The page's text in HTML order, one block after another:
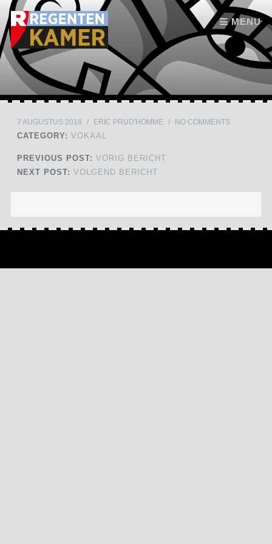
MENU
Skip to content
7 AUGUSTUS 2018 / ERIC PRUD'HOMME / NO COMMENTS
CATEGORY: VOKAAL
PREVIOUS POST: VORIG BERICHT
NEXT POST: VOLGEND BERICHT